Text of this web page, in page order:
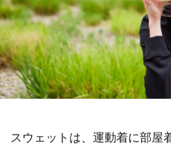
スウェットは、運動着に部屋